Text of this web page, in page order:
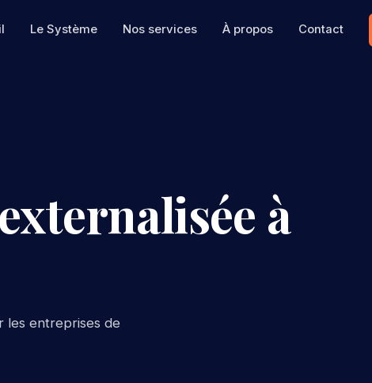
Le Système Nos services À propos Contact
à
les entreprises de